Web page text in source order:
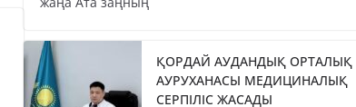
ҚОРДАЙ АУДАНДЫҚ ОРТАЛЫҚ
АУРУХАНАСЫ МЕДИЦИНАЛЫҚ
СЕРПІЛІС ЖАСАДЫ